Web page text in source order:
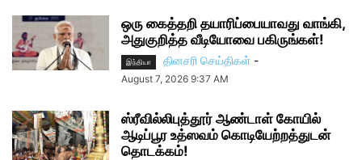
ஒரு கைத்தறி தயாரிப்பையாவது வாங்கி,
அதுகுறித்த வீடியோவை பகிருங்கள்!
இந்தியா தினசரி செய்திகள் -
August 7, 2026 9:37 AM
ஸ்ரீவில்லிபுத்தூர் ஆண்டாள் கோயில்
ஆடிப்பூர உத்ஸவம் கொடியேற்றத்துடன்
தொடக்கம்!